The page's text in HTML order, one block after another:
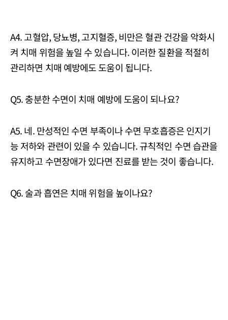
A4. 고혈압, 당뇨병, 고지혈증, 비만은 혈관 건강을 악화시
켜 치매 위험을 높일 수 있습니다. 이러한 질환을 적절히
관리하면 치매 예방에도 도움이 됩니다.
Q5. 충분한 수면이 치매 예방에 도움이 되나요?
A5. 네. 만성적인 수면 부족이나 수면 무호흡증은 인지기
능 저하와 관련이 있을 수 있습니다. 규칙적인 수면 습관을
유지하고 수면장애가 있다면 진료를 받는 것이 좋습니다.
Q6. 술과 흡연은 치매 위험을 높이나요?